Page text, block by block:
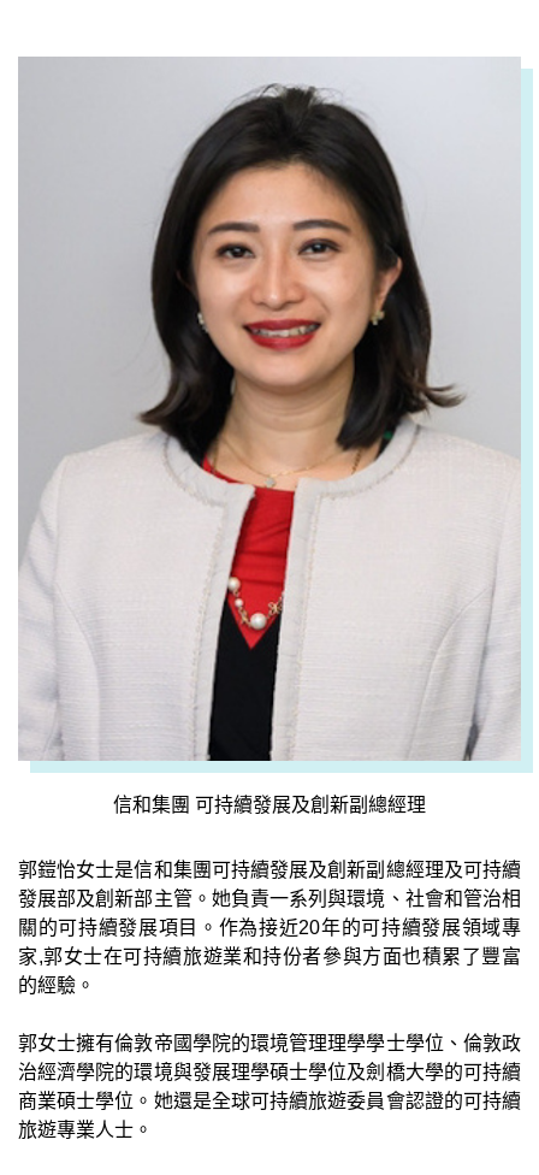
信和集團 可持續發展及創新副總經理
郭鎧怡女士是信和集團可持續發展及創新副總經理及可持續
發展部及創新部主管。她負責一系列與環境、社會和管治相
關的可持續發展項目。作為接近20年的可持續發展領域專
家,郭女士在可持續旅遊業和持份者參與方面也積累了豐富
的經驗。
郭女士擁有倫敦帝國學院的環境管理理學學士學位、倫敦政
治經濟學院的環境與發展理學碩士學位及劍橋大學的可持續
商業碩士學位。她還是全球可持續旅遊委員會認證的可持續
旅遊專業人士。